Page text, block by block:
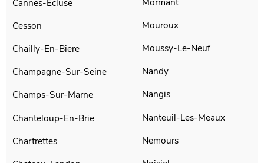
Cannes-Ecluse
Cesson
Chailly-En-Biere
Champagne-Sur-Seine
Champs-Sur-Marne
Chanteloup-En-Brie
Chartrettes
Mouroux
Moussy-Le-Neuf
Nandy
Nangis
Nanteuil-Les-Meaux
Nemours